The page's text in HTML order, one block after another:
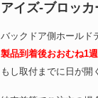
アイズ-ブロッ
バックドア側ホールド
製品到着後おおむね1
もし取付までに日が開